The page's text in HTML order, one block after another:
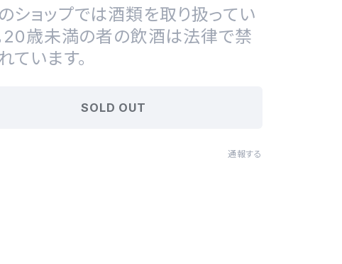
ショップでは酒類を取り扱ってい
20歳未満の者の飲酒は法律で禁
ています。
SOLD OUT
通報する